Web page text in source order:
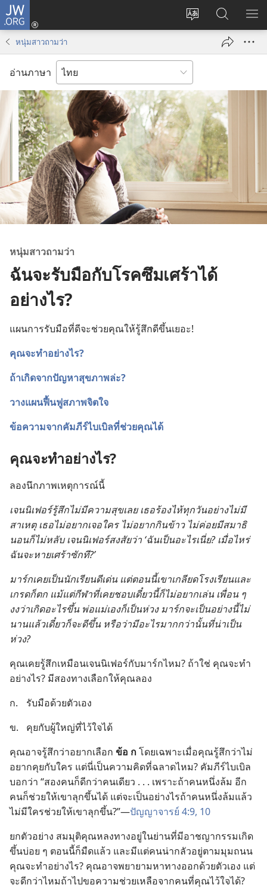
JW.ORG
เปลี่ยน
เข้า
(เปิด
ใหม่)
ค้นหา
ใน
JW.ORG
แส
หนุ่มสาวถามว่า
อ่านภาษา
หนุ่ม​สาว​ถาม​ว่า
ฉันจะรับมือกับโรคซึมเศร้าได้
อย่างไร?
แผนการ​รับมือ​ที่​ดี​จะ​ช่วย​คุณ​ให้​รู้สึก​ดี​ขึ้น​เยอะ!
คุณ​จะ​ทำ​อย่าง​ไร?
ถ้า​เกิด​จาก​ปัญหา​สุขภาพ​ล่ะ?
วาง​แผน​ฟื้นฟู​สภาพ​จิตใจ
ข้อ​ความ​จาก​คัมภีร์​ไบเบิล​ที่​ช่วย​คุณ​ได้
คุณ​จะ​ทำ​อย่าง​ไร?
ลอง​นึก​ภาพ​เหตุ​การณ์​นี้
เจนนิเฟอร์​รู้สึก​ไม่​มี​ความ​สุข​เลย เธอ​ร้องไห้​ทุก​วัน​อย่าง​ไม่​มี​
สาเหตุ เธอ​ไม่​อยาก​เจอ​ใคร ไม่​อยาก​กิน​ข้าว ไม่​ค่อย​มี​สมาธิ
นอน​ก็​ไม่​หลับ เจนนิเฟอร์​สงสัย​ว่า ‘ฉัน​เป็น​อะไร​เนี่ย? เมื่อไหร่​
ฉัน​จะ​หาย​เศร้า​ซัก​ที?’
มาร์ก​เคย​เป็น​นัก​เรียน​ดี​เด่น แต่​ตอน​นี้​เขา​เกลียด​โรง​เรียน​และ​
เก​รด​ก็​ตก แม้​แต่​กีฬา​ที่​เคย​ชอบ​เดี๋ยว​นี้​ก็​ไม่​อยาก​เล่น เพื่อน ๆ
งง​ว่า​เกิด​อะไร​ขึ้น พ่อ​แม่​เอง​ก็​เป็น​ห่วง มาร์ก​จะ​เป็น​อย่าง​นี้​ไม่​
นาน​แล้ว​เดี๋ยว​ก็​จะ​ดี​ขึ้น หรือ​ว่า​มี​อะไร​มาก​กว่า​นั้น​ที่​น่า​เป็น​
ห่วง?
คุณ​เคย​รู้สึก​เหมือน​เจนนิเฟอร์​กับ​มาร์ก​ไหม? ถ้า​ใช่ คุณ​จะ​ทำ​
อย่าง​ไร? มี​สอง​ทาง​เลือก​ให้​คุณ​ลอง
ก.
รับมือ​ด้วย​ตัว​เอง
ข.
คุย​กับ​ผู้​ใหญ่​ที่​ไว้​ใจ​ได้
คุณ​อาจ​รู้สึก​ว่า​อยาก​เลือก ข้อ ก โดย​เฉพาะ​เมื่อ​คุณ​รู้สึก​ว่า​ไม่​
อยาก​คุย​กับ​ใคร แต่​นี่​เป็น​ความ​คิด​ที่​ฉลาด​ไหม? คัมภีร์​ไบเบิล​
บอก​ว่า “สอง​คน​ก็​ดี​กว่า​คน​เดียว . . . เพราะ​ถ้า​คน​หนึ่ง​ล้ม อีก​
คน​ก็​ช่วย​ให้​เขา​ลุก​ขึ้น​ได้ แต่​จะ​เป็น​อย่าง​ไร​ถ้า​คน​หนึ่ง​ล้ม​แล้ว​
ไม่​มี​ใคร​ช่วย​ให้​เขา​ลุก​ขึ้น?”—ปัญญาจารย์ 4:9, 10
ยก​ตัว​อย่าง สมมุติ​คุณ​หลง​ทาง​อยู่​ใน​ย่าน​ที่​มี​อาชญากรรม​เกิด​
ขึ้น​บ่อย ๆ ตอน​นี้​ก็​มืด​แล้ว และ​มี​แต่​คน​น่า​กลัว​อยู่​ตาม​มุม​ถนน
คุณ​จะ​ทำ​อย่าง​ไร? คุณ​อาจ​พยายาม​หา​ทาง​ออก​ด้วย​ตัว​เอง แต่​
จะ​ดี​กว่า​ไหม​ถ้า​ไป​ขอ​ความ​ช่วยเหลือ​จาก​คน​ที่​คุณ​ไว้​ใจ​ได้?